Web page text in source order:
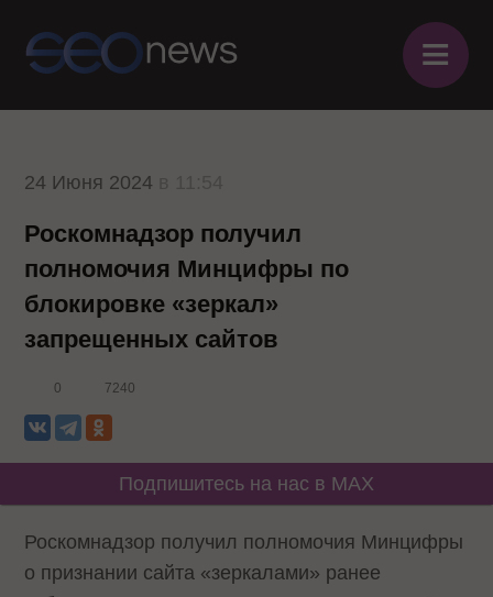
≡
24 Июня 2024
Роскомнадзор получил
полномочия Минцифры по
блокировке «зеркал»
запрещенных сайтов
0 7240
Подпишитесь на нас в MAX
Роскомнадзор получил полномочия Минцифры
о признании сайта «зеркалами» ранее